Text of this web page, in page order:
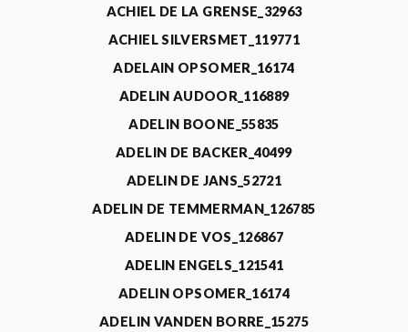
ACHIEL DE LA GRENSE_32963
ACHIEL SILVERSMET_119771
ADELAIN OPSOMER_16174
ADELIN AUDOOR_116889
ADELIN BOONE_55835
ADELIN DE BACKER_40499
ADELIN DE JANS_52721
ADELIN DE TEMMERMAN_126785
ADELIN DE VOS_126867
ADELIN ENGELS_121541
ADELIN OPSOMER_16174
ADELIN VANDEN BORRE_15275